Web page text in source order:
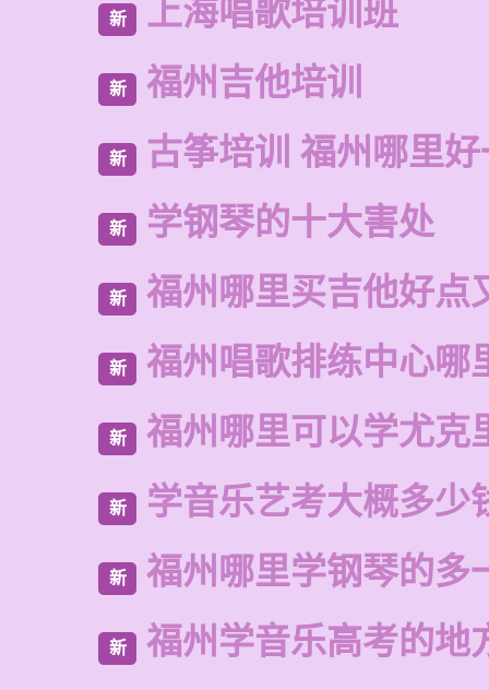
新 上海唱歌培训班
新 福州吉他培训
新 古筝培训 福州哪里
新 学钢琴的十大害处
新 福州哪里买吉他好点
新 福州唱歌排练中心哪
新 福州哪里可以学尤克
新 学音乐艺考大概多少
新 福州哪里学钢琴的多
新 福州学音乐高考的地